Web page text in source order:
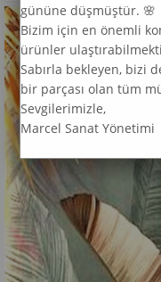
gününe düşmüştür. 🌸
Bizim için en önemli
ürünler
Sabırla bekleyen, bizi
bir parçası olan tüm
Sevgilerimizle,
Marcel Sanat Yönetimi